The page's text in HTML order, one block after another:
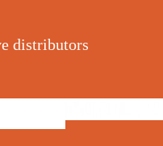
distributors